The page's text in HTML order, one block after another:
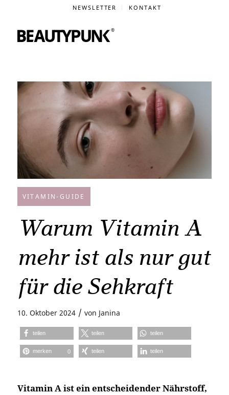
NEWSLETTER KONTAKT
VITAMIN-GUIDE
Warum Vitamin A
mehr ist als nur gut
für die Sehkraft
10. Oktober 2024 / von Janina
teilen teilen teilen
merken 0 teilen teilen
Vitamin A ist ein entscheidender Nährstoff,